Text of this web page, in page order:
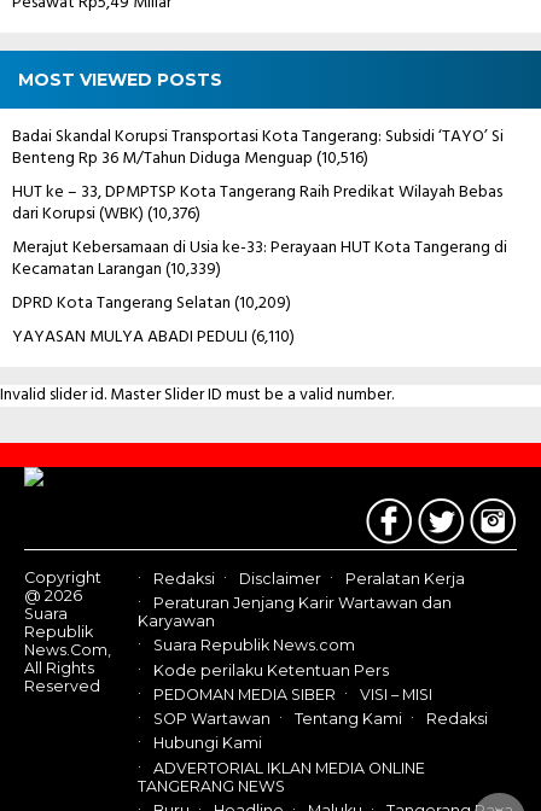
MOST VIEWED POSTS
Badai Skandal Korupsi Transportasi Kota Tangerang: Subsidi ‘TAYO’ Si
Benteng Rp 36 M/Tahun Diduga Menguap(10,516)
HUT ke – 33, DPMPTSP Kota Tangerang Raih Predikat Wilayah Bebas
dari Korupsi (WBK)(10,376)
Merajut Kebersamaan di Usia ke-33: Perayaan HUT Kota Tangerang di
Kecamatan Larangan(10,339)
DPRD Kota Tangerang Selatan(10,209)
YAYASAN MULYA ABADI PEDULI(6,110)
Invalid slider id. Master Slider ID must be a valid number.
Contact
Us
Copyright
@ 2026
Suara
Republik
News.Com,
All Rights
Reserved
Redaksi Disclaimer
Peralatan Kerja
Peraturan Jenjang Karir Wartawan dan
Karyawan
Suara Republik News.com
Kode perilaku Ketentuan Pers
PEDOMAN MEDIA SIBER
VISI – MISI
SOP Wartawan
Tentang Kami
Redaksi
Hubungi Kami
ADVERTORIAL IKLAN MEDIA ONLINE
TANGERANG NEWS